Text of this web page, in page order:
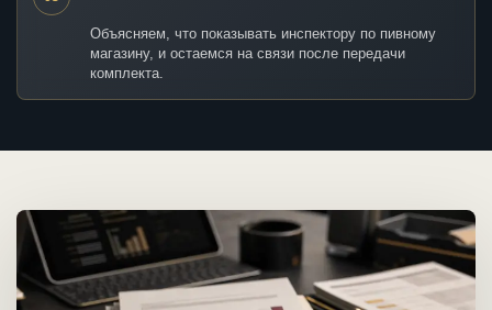
Объясняем, что показывать инспектору по пивному
магазину, и остаемся на связи после передачи
комплекта.